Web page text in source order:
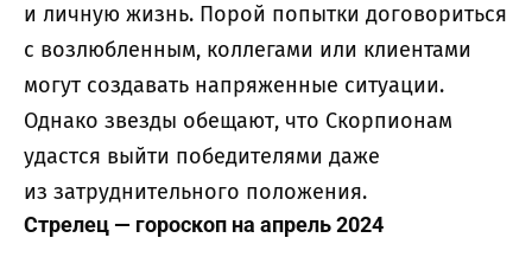
и личную жизнь. Порой попытки договориться
с возлюбленным, коллегами или клиентами
могут создавать напряженные ситуации.
Однако звезды обещают, что Скорпионам
удастся выйти победителями даже
из затруднительного положения.
Стрелец — гороскоп на апрель 2024